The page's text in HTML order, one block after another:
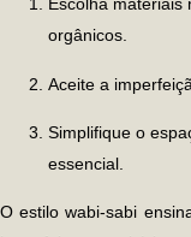
orgânicos.
Aceite a
Simplifique o
essencial.
O estilowabi-sabi